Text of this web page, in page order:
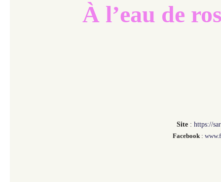
À l’eau de
Site : https://
Facebook :